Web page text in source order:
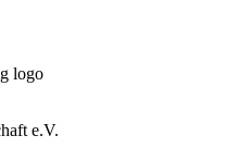
e.V.